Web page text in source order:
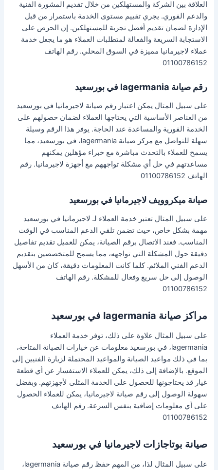
العلاقة بين الشركة والمستهلكين من خلال تقديم المشورة الفنية
والدعم الفوري. يجري تقييم مستوى الخدمة باستمرار من قبل
الإدارة لضمان تقديم أفضل تجربة للمستهلكين. إن الحرص على
الاستجابة السريعة والفعالة لمتطلبات العملاء هو ما يجعل خدمة
عملاء لاجيرمانيا مميزة في السوق المحلي. رقم الهاتف
01100786152
رقم صيانة lagermania في بورسعيد
على سبيل المثال يمكن اعتبار رقم صيانة لاجيرمانيا في بورسعيد
من العناصر الأساسية التي يحتاجها العملاء لضمان حصولهم على
الخدمة الفورية والمساعدة عند الحاجة. يوفر هذا الرقم وسيلة
سهلة للتواصل مع مركز صيانة lagermania، في بورسعيد، مما
يسمح للعملاء بالتحدث مباشرة مع خبراء مؤهلين يمكنهم
مساعدتهم في حل أي مشكلة تواجههم مع أجهزة لاجيرمانيا. رقم
الهاتف 01100786152
صيانة ميكروويف لاجيرمانيا في بورسعيد
على سبيل المثال تعتبر خدمة العملاء لـ لاجيرمانيا في بورسعيد
مهمة بشكل خاص، حيث تضمن تلقي الدعم المناسب في الوقت
المناسب. فعند الاتصال برقم الصيانة، يمكن للعميل تقديم تفاصيل
دقيقة حول المشكلة التي تواجهه، مما يسمح للمتخصصين بتقديم
الدعم الفني الملائم. كلما كانت المعلومات دقيقة، كان من الأسهل
الوصول إلى حل سريع وفعال للمشكلة. رقم الهاتف
01100786152
مراكز صيانة lagermania في بورسعيد
على سبيل المثال علاوة على ذلك، توفر خدمة العملاء
lagermania، في بورسعيد معلومات عن خيارات الصيانة المتاحة،
بما في ذلك مواعيد الصيانة والمواعيد المحتملة لزيارة الفنيين إلى
الموقع. بالإضافة إلى ذلك، يمكن للعملاء الاستفسار عن أي قطعة
غيار قد يحتاجونها للحصول على الخدمة المثلى لأجهزتهم. وبفضل
سهولة الوصول إلى رقم صيانة لاجيرمانيا، يمكن للعملاء الحصول
على أي معلومات إضافية بنفس السرعة. رقم الهاتف
01100786152
صيانة بوتاجازات لاجيرمانيا في بورسعيد
على سبيل المثال لذا، من المهم حفظ رقم صيانة lagermania،